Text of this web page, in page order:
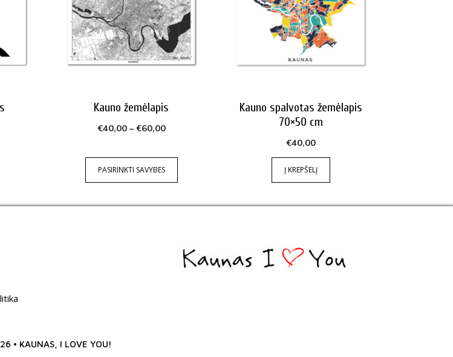
Kauno žemėlapis
€40,00 – €60,00Price
€40,00
through
€60,00
PASIRINKTI SAVYBES
multiple
variants.
The
options
product
Kauno spalvotas žemėlapis
70×50 cm
€40,00
Į KREPŠELĮ
• KAUNAS, I LOVE YOU!